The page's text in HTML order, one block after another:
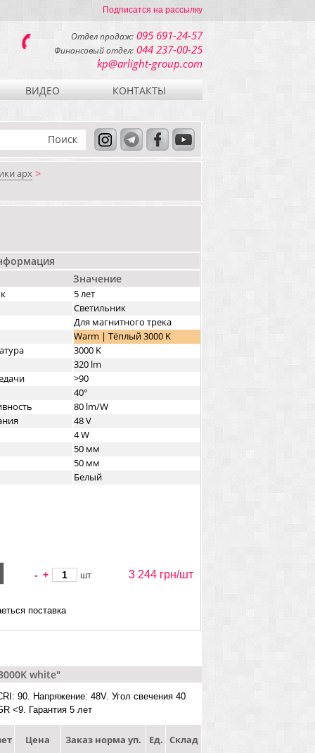
Подписатся на рассылку
Отдел продаж: 095 691-24-57
Финансовый отдел: 044 237-00-25
kp@arlight-group.com
ВИДЕО КОНТАКТЫ
арх >
Значение
5 лет
Светильник
Для магнитного трека
Warm | Тёплый 3000 K
3000 K
320 lm
>90
40°
80 lm/W
48 V
4 W
50 мм
50 мм
Белый
- + шт 3 244 грн/шт
поставка
white"
90. Напряжение: 48V. Угол свечения 40
<9. Гарантия 5 лет
Цена Заказ норма уп. Ед. Склад